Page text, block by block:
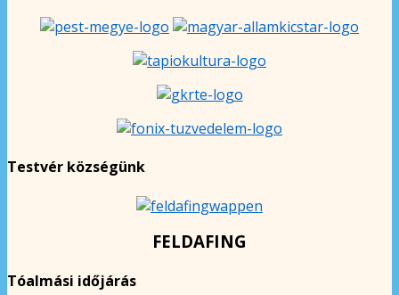
Testvér községünk
FELDAFING
Tóalmási időjárás